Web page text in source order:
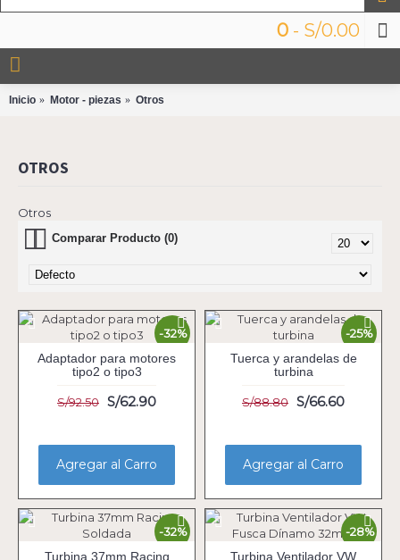
0 - S/0.00
Inicio Motor - piezas Otros
OTROS
Otros
Comparar Producto (0)
-32%
Adaptador para motores
tipo2 o tipo3
S/92.50 S/62.90
Agregar al Carro
-25%
Tuerca y arandelas de
turbina
S/88.80 S/66.60
Agregar al Carro
-32%
Turbina 37mm Racing
-28%
Turbina Ventilador VW